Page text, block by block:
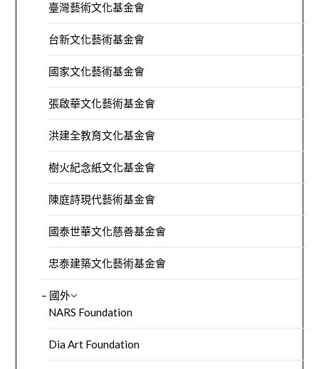
臺灣藝術文化基金會
台新文化藝術基金會
國家文化藝術基金會
張啟華文化藝術基金會
洪建全教育文化基金會
樹火紀念紙文化基金會
陳庭詩現代藝術基金會
國泰世華文化慈善基金會
忠泰建築文化藝術基金會
– 國外
NARS Foundation
Dia Art Foundation